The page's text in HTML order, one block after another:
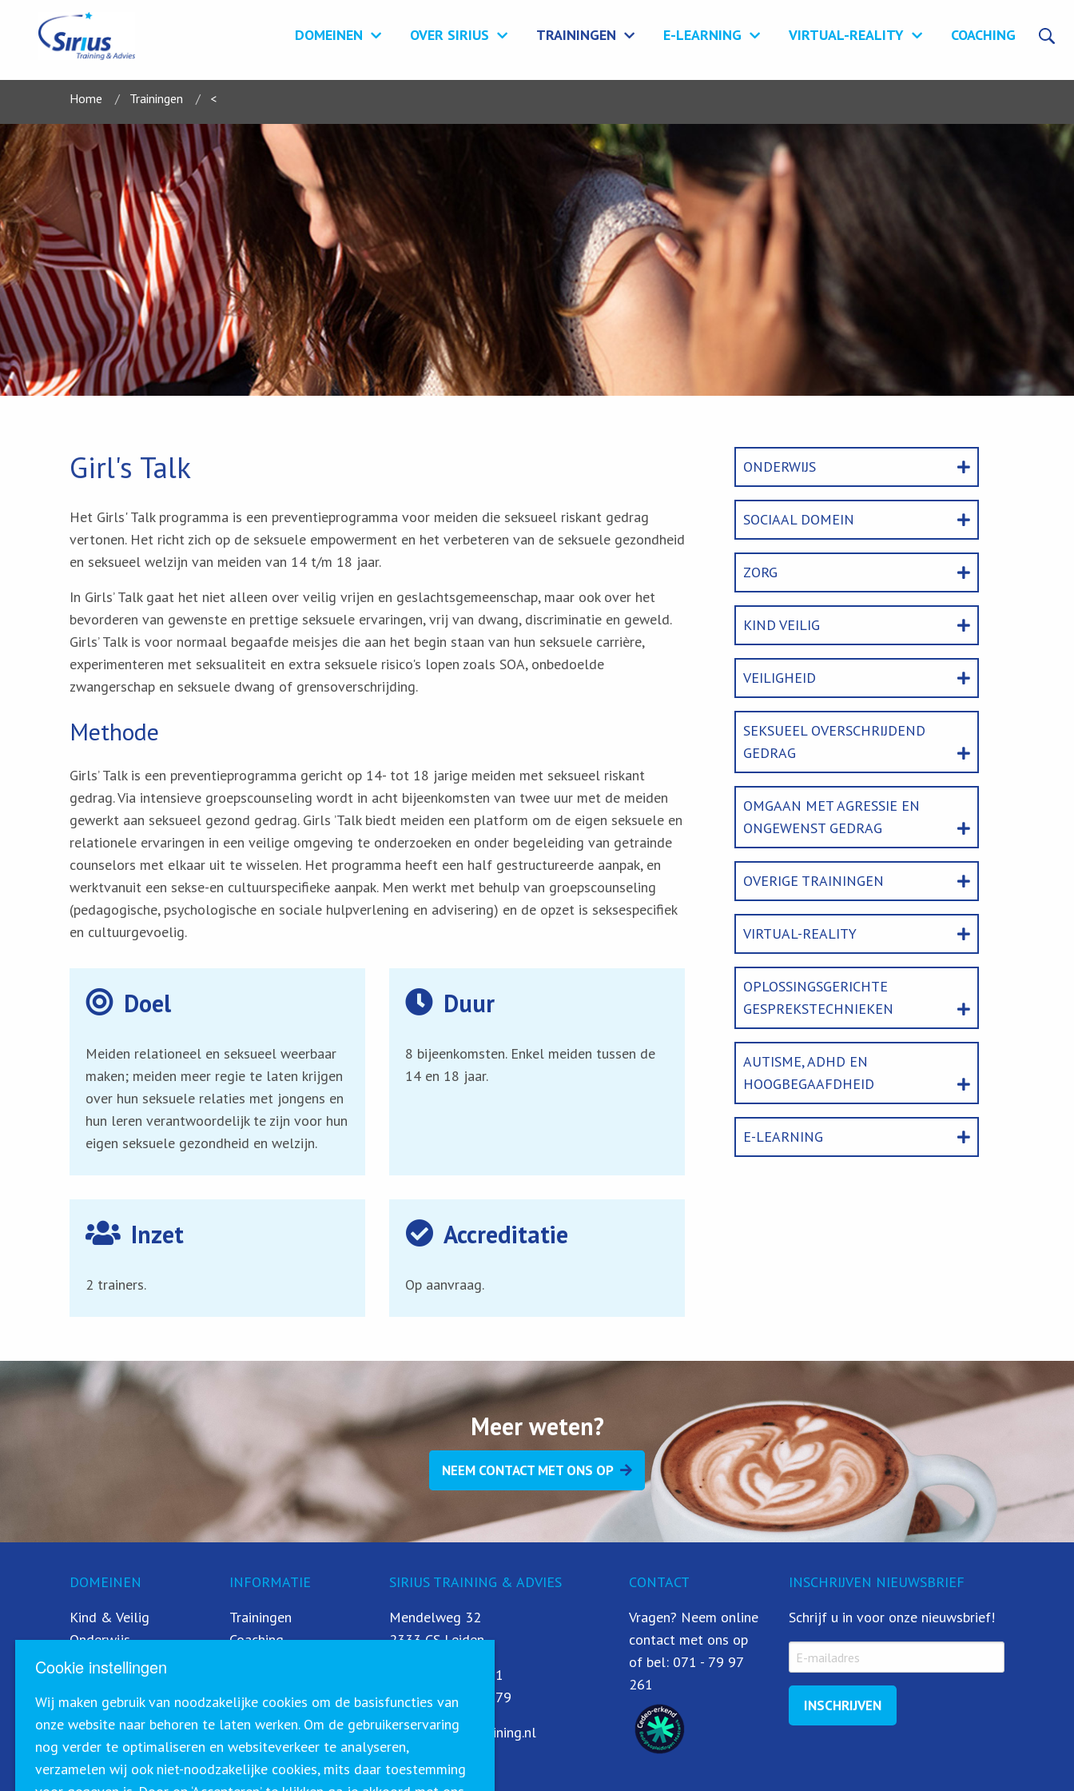
DOMEINEN OVER SIRIUS TRAININGEN E-LEARNING VIRTUAL-REALITY COACHING
Home Trainingen <
Girl's Talk
Het Girls' Talk programma is een preventieprogramma voor meiden die seksueel riskant gedrag
vertonen. Het richt zich op de seksuele empowerment en het verbeteren van de seksuele gezondheid
en seksueel welzijn van meiden van 14 t/m 18 jaar.
In Girls’ Talk gaat het niet alleen over veilig vrijen en geslachtsgemeenschap, maar ook over het
bevorderen van gewenste en prettige seksuele ervaringen, vrij van dwang, discriminatie en geweld.
Girls’ Talk is voor normaal begaafde meisjes die aan het begin staan van hun seksuele carrière,
experimenteren met seksualiteit en extra seksuele risico's lopen zoals SOA, onbedoelde
zwangerschap en seksuele dwang of grensoverschrijding.
Methode
Girls’ Talk is een preventieprogramma gericht op 14- tot 18 jarige meiden met seksueel riskant
gedrag. Via intensieve groepscounseling wordt in acht bijeenkomsten van twee uur met de meiden
gewerkt aan seksueel gezond gedrag. Girls ’Talk biedt meiden een platform om de eigen seksuele en
relationele ervaringen in een veilige omgeving te onderzoeken en onder begeleiding van getrainde
counselors met elkaar uit te wisselen. Het programma heeft een half gestructureerde aanpak, en
werktvanuit een sekse-en cultuurspecifieke aanpak. Men werkt met behulp van groepscounseling
(pedagogische, psychologische en sociale hulpverlening en advisering) en de opzet is seksespecifiek
en cultuurgevoelig.
Doel
Meiden relationeel en seksueel weerbaar
maken; meiden meer regie te laten krijgen
over hun seksuele relaties met jongens en
hun leren verantwoordelijk te zijn voor hun
eigen seksuele gezondheid en welzijn.
Duur
8 bijeenkomsten. Enkel meiden tussen de
14 en 18 jaar.
Inzet
2 trainers.
Accreditatie
Op aanvraag.
ONDERWIJS
SOCIAAL DOMEIN
ZORG
KIND VEILIG
VEILIGHEID
SEKSUEEL OVERSCHRIJDEND
GEDRAG
OMGAAN MET AGRESSIE EN
ONGEWENST GEDRAG
OVERIGE TRAININGEN
VIRTUAL-REALITY
OPLOSSINGSGERICHTE
GESPREKSTECHNIEKEN
AUTISME, ADHD EN
HOOGBEGAAFDHEID
E-LEARNING
Meer weten?
NEEM CONTACT MET ONS OP
DOMEINEN
Kind & Veilig
Onderwijs
Sociaal domein
Veiligheid
INFORMATIE
Trainingen
Coaching
Referenties
SIRIUS TRAINING & ADVIES
Mendelweg 32
2333 CS Leiden
071 - 79 97 261
M:06 - 19 69 93 79
E:info@siriustraining.nl
CONTACT
Vragen? Neem online
contact met ons op
of bel: 071 - 79 97
261
INSCHRIJVEN NIEUWSBRIEF
Schrijf u in voor onze nieuwsbrief!
Cookie instellingen
Wij maken gebruik van noodzakelijke cookies om de basisfuncties van
onze website naar behoren te laten werken. Om de gebruikerservaring
nog verder te optimaliseren en websiteverkeer te analyseren,
verzamelen wij ook niet-noodzakelijke cookies, mits daar toestemming